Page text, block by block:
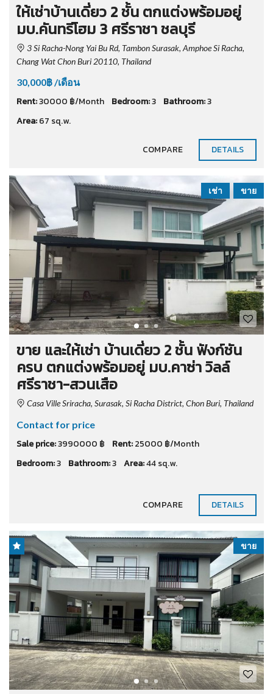
ให้เช่าบ้านเดี่ยว 2 ชั้น ตกแต่งพร้อมอยู่
มบ.คันทรีโฮม 3 ศรีราชา ชลบุรี
3 Si Racha-Nong Yai Bu Rd, Tambon Surasak, Amphoe Si Racha,
Chang Wat Chon Buri 20110, Thailand
30,000฿ /เดือน
Rent:30000 ฿/Month Bedroom:3 Bathroom:3
Area:67 sq.w.
COMPARE DETAILS
ขาย
เช่า
ขาย และให้เช่า บ้านเดี่ยว 2 ชั้น ฟังก์ชัน
ครบ ตกแต่งพร้อมอยู่ มบ.คาซ่า วิลล์
ศรีราชา-สวนเสือ
Casa Ville Sriracha, Surasak, Si Racha District, Chon Buri, Thailand
Contact for price
Sale price:3990000 ฿ Rent:25000 ฿/Month
Bedroom:3 Bathroom:3 Area:44 sq.w.
COMPARE DETAILS
ขาย